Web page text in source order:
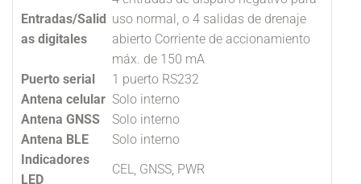
Entradas/Salid
as digitales
uso normal, o 4 salidas de drenaje
abierto Corriente de accionamiento
máx. de 150 mA
Puerto serial
1 puerto RS232
Antena celular Solo interno
Antena GNSS
Solo interno
Antena BLE
Solo interno
Indicadores
LED
CEL, GNSS, PWR